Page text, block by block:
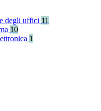
degli uffici 11
10
1